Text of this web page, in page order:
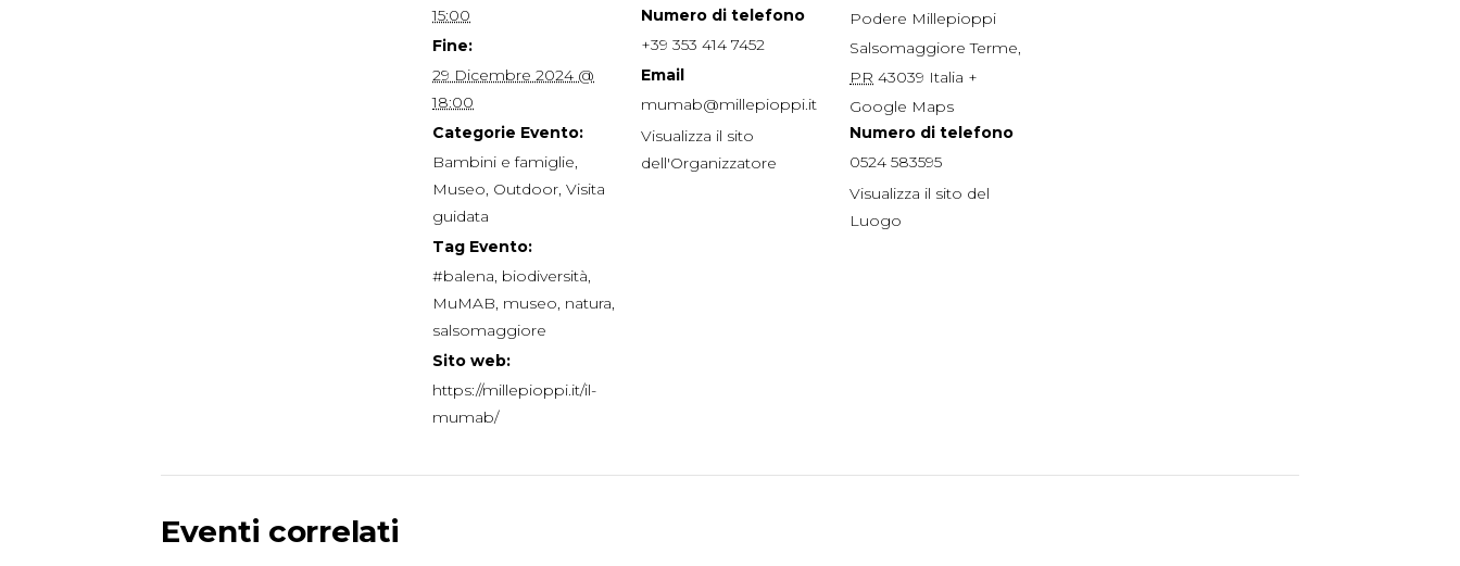
15:00
Fine:
29 Dicembre 2024 @
18:00
Categorie Evento:
Bambini e famiglie,
Museo, Outdoor, Visita
guidata
Tag Evento:
#balena, biodiversità,
MuMAB, museo, natura,
salsomaggiore
Sito web:
https://millepioppi.it/il-
mumab/
Numero di telefono
+39 353 414 7452
Email
mumab@millepioppi.it
Visualizza il sito
dell'Organizzatore
Podere Millepioppi
Salsomaggiore Terme,
PR 43039 Italia +
Google Maps
Numero di telefono
0524 583595
Visualizza il sito del
Luogo
Eventi correlati